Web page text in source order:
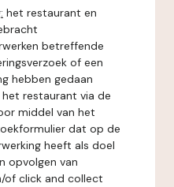
het restaurant en
betreffende
of een
hebben gedaan
restaurant via de
middel van het
dat op de
heeft als doel
opvolgen van
of click and collect